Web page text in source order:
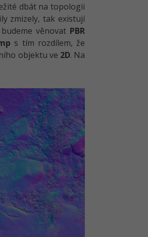
dbát na topologii
zmizely, tak existují
věnovat PBR
s tím rozdílem, že
objektu ve 2D. Na